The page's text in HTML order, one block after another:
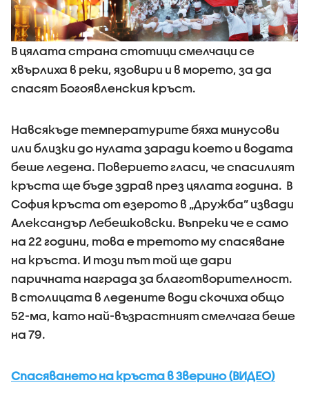
В цялата страна стотици смелчаци се
хвърлиха в реки, язовири и в морето, за да
спасят Богоявленския кръст.
Навсякъде температурите бяха минусови
или близки до нулата заради което и водата
беше ледена. Поверието гласи, че спасилият
кръста ще бъде здрав през цялата година. В
София кръста от езерото в „Дружба” извади
Александър Лебешковски. Въпреки че е само
на 22 години, това е третото му спасяване
на кръста. И този път той ще дари
паричната награда за благотворителност.
В столицата в ледените води скочиха общо
52-ма, като най-възрастният смелчага беше
на 79.
Спасяването на кръста в Зверино (ВИДЕО)